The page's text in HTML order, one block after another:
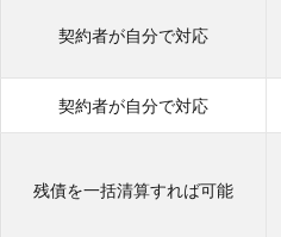
契約者が自分で対応
契約者が自分で対応
残債を一括清算すれば可能